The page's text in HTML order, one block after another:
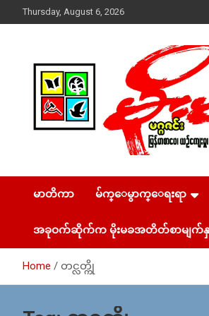
to
Thursday, August 6, 2026
MoeMaKa
News & Media
ယ္ေရး – အမွတ္ ၂၅၄၊ ပထပ္၊ လမ္း ၄၀၊
(ဖုုံး – ၀၉ ၂၅၂ ၂၄၉ ၀၉၄ ၊ ၀၉ ၄၂၁ ၇၄
ျဖန္႔ခ်ိေရး – ဆိပ္ကမ္းသာစာေပ – အ
လာဇာေစ်းသစ္ ။ ၀၉ ၇၈၆၈၃၇ ၃၀၅ / ၀
မာတိကာ မ်က္ေမွာက္ေရးရာ
အခုဝက်ဆိုက်က မိုးမခအတိတ်စာမျက်နှာမျ
Home တင္လတ္ကို